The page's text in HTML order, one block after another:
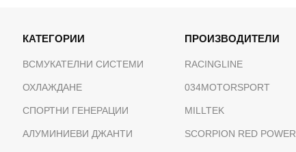
КАТЕГОРИИ
ВСМУКАТЕЛНИ СИСТЕМИ
ОХЛАЖДАНЕ
СПОРТНИ ГЕНЕРАЦИИ
АЛУМИНИЕВИ ДЖАНТИ
ПРОИЗВОДИТЕЛИ
RACINGLINE
034MOTORSPORT
MILLTEK
SCORPION RED POWER